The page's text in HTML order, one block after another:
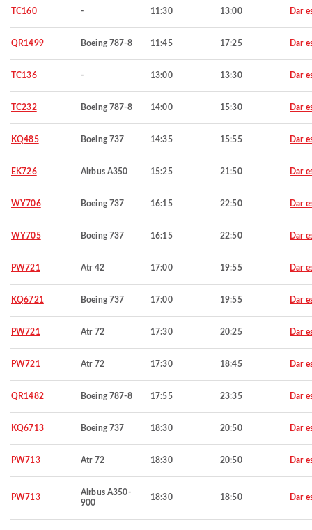
TC160 - 11:30 13:00 Dar
QR1499 Boeing 787-8 11:45 17:25 Dar
TC136 - 13:00 13:30 Dar
TC232 Boeing 787-8 14:00 15:30 Dar
KQ485 Boeing 737 14:35 15:55 Dar
EK726 Airbus A350 15:25 21:50 Dar
WY706 Boeing 737 16:15 22:50 Dar
WY705 Boeing 737 16:15 22:50 Dar
PW721 Atr 42 17:00 19:55 Dar
KQ6721 Boeing 737 17:00 19:55 Dar
PW721 Atr 72 17:30 20:25 Dar
PW721 Atr 72 17:30 18:45 Dar
QR1482 Boeing 787-8 17:55 23:35 Dar
KQ6713 Boeing 737 18:30 20:50 Dar
PW713 Atr 72 18:30 20:50 Dar
PW713
Airbus A350-
900
18:30 18:50 Dar